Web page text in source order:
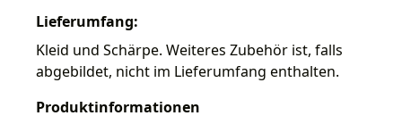
Lieferumfang:
Kleid und Schärpe. Weiteres Zubehör ist, falls
abgebildet, nicht im Lieferumfang enthalten.
Produktinformationen